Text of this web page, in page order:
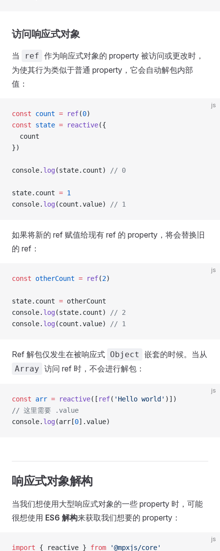
访问响应式对象
当 ref 作为响应式对象的 property 被访问或更改时，
为使其行为类似于普通 property，它会自动解包内部
值：
js
const count = ref(0)
const state = reactive({
  count
})
console. log (state.count) // 0
state.count = 1
console. log (count.value) // 1
如果将新的 ref 赋值给现有 ref 的 property，将会替换旧
的 ref：
js
const otherCount = ref(2)
state.count = otherCount
console. log (state.count)
// 2
console. log (count.value) // 1
Ref 解包仅发生在被响应式 Object 嵌套的时候。当从
Array 访问 ref 时，不会进行解包：
js
const arr = reactive([ ref( 'Hello world' )])
// 这里需要 .value
console. log (arr[0].value)
响应式对象解构
当我们想使用大型响应式对象的一些 property 时，可能
很想使用 ES6 解构来获取我们想要的 property：
js
import { reactive } from '@mpxjs/core'